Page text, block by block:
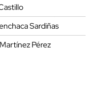
Sardiñas
Pérez